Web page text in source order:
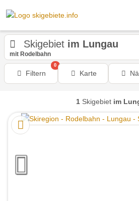
Skigebiet im Lungau
mit Rodelbahn
Filtern
0
Karte
1Skigebiet im